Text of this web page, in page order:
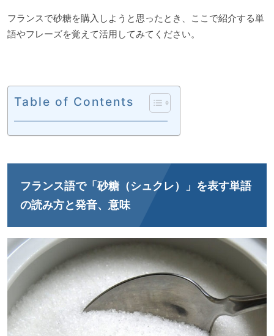
フランスで砂糖を購入しようと思ったとき、ここで紹介する単
語やフレーズを覚えて活用してみてください。
Table of Contents
フランス語で「砂糖（シュクレ）」を表す単語
の読み方と発音、意味